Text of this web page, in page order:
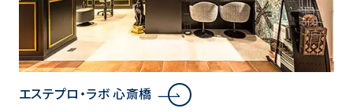
エステプロ・ラボ 心斎橋